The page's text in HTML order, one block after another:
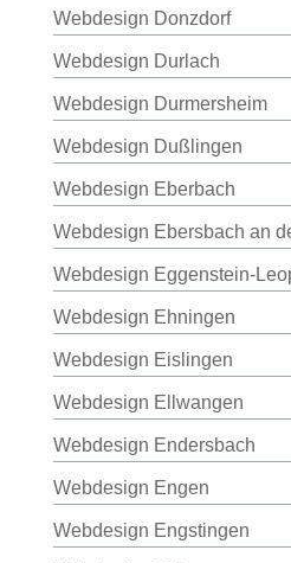
Webdesign Donzdorf
Webdesign Durlach
Webdesign Durmersheim
Webdesign Dußlingen
Webdesign Eberbach
Webdesign Ebersbach an
Webdesign Eggenstein-
Webdesign Ehningen
Webdesign Eislingen
Webdesign Ellwangen
Webdesign Endersbach
Webdesign Engen
Webdesign Engstingen